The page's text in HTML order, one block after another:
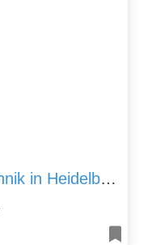
Abfluss-AS Abwassertechnik in Heidelberg